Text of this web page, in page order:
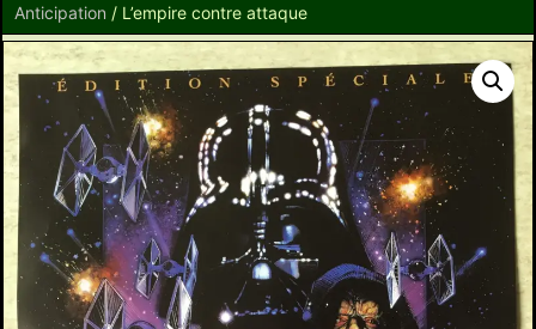
Anticipation / L’empire contre attaque